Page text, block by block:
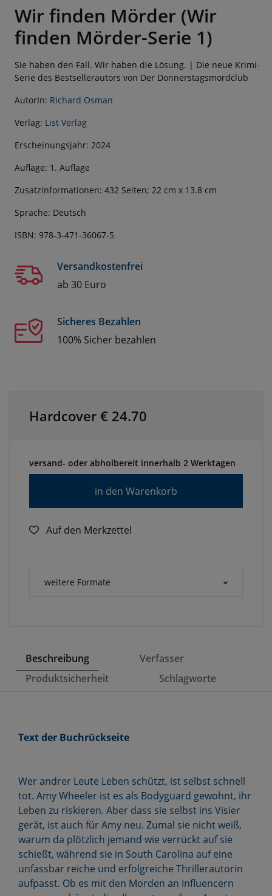
Wir finden Mörder (Wir
finden Mörder-Serie 1)
Sie haben den Fall. Wir haben die Lösung. | Die neue Krimi-
Serie des Bestsellerautors von Der Donnerstagsmordclub
AutorIn: Richard Osman
Verlag: List Verlag
Erscheinungsjahr: 2024
Auflage: 1. Auflage
Zusatzinformationen: 432 Seiten; 22 cm x 13.8 cm
Sprache: Deutsch
ISBN: 978-3-471-36067-5
Versandkostenfrei
ab 30 Euro
Sicheres Bezahlen
100% Sicher bezahlen
Hardcover € 24.70
versand- oder abholbereit innerhalb 2 Werktagen
in den Warenkorb
Auf den Merkzettel
weitere Formate
Beschreibung
Verfasser
Produktsicherheit
Schlagworte
Text der Buchrückseite
Wer andrer Leute Leben schützt, ist selbst schnell
tot. Amy Wheeler ist es als Bodyguard gewohnt, ihr
Leben zu riskieren. Aber dass sie selbst ins Visier
gerät, ist auch für Amy neu. Zumal sie nicht weiß,
warum da plötzlich jemand wie verrückt auf sie
schießt, während sie in South Carolina auf eine
unfassbar reiche und erfolgreiche Thrillerautorin
aufpasst. Ob es mit den Morden an Influencern